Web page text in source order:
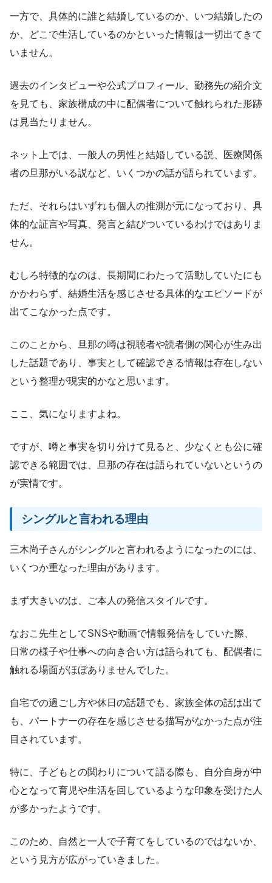
一方で、具体的に誰と結婚しているのか、いつ結婚したの
か、どこで生活しているのかといった情報は一切出てきて
いません。
過去のインタビューや公式プロフィール、勤務先の紹介文
を見ても、家族構成の中に配偶者について触れられた形跡
は見当たりません。
ネット上では、一般人の男性と結婚している説、医療関係
者の旦那がいる説など、いくつかの話が語られています。
ただ、それらはいずれも個人の推測が元になっており、具
体的な証言や写真、発言と結びついているわけではありま
せん。
むしろ特徴的なのは、長期間にわたって活動していたにも
かかわらず、結婚生活を感じさせる具体的なエピソードが
出てこなかった点です。
このことから、旦那の噂は視聴者や読者側の関心が生み出
した話題であり、事実として確認できる情報は存在しない
という整理が現実的かなと思います。
ここ、気になりますよね。
ですが、噂と事実を切り分けて見ると、少なくとも公に確
認できる範囲では、旦那の存在は語られていないというの
が実情です。
シングルと言われる理由
三木尚子さんがシングルと言われるようになったのには、
いくつか重なった理由があります。
まず大きいのは、ご本人の発信スタイルです。
なおこ先生としてSNSや動画で情報発信をしていた際、
日常の様子や仕事への向き合い方は語られても、配偶者に
触れる場面がほぼありませんでした。
自宅での過ごし方や休日の話題でも、家族全体の話は出て
も、パートナーの存在を感じさせる描写がなかった点が注
目されています。
特に、子どもとの関わりについて語る際も、自分自身が中
心となって育児や生活を回しているような印象を受けた人
が多かったようです。
このため、自然と一人で子育てをしているのではないか、
という見方が広がっていきました。